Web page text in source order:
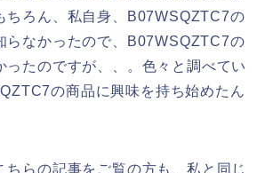
ちろん、私自身、B07WSQZTC7の
らなかったので、B07WSQZTC7の
ったのですが、、。色々と調べてい
の商品に興味を持ち始めたん
ちらの記事をご覧の方も、私と同じ